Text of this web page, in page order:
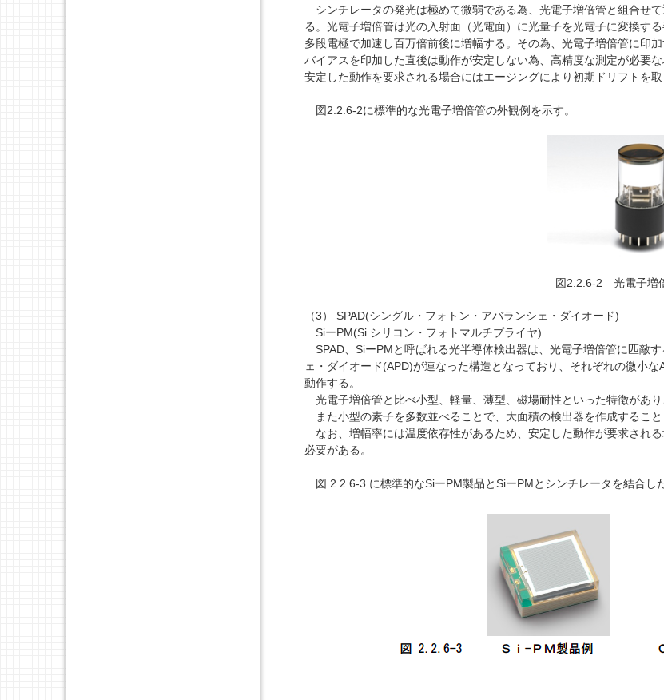
シンチレータの発光は極めて微弱である為、光電子増倍管と組合せ
る。光電子増倍管は光の入射面（光電面）に光量子を光電子に変換す
多段電極で加速し百万倍前後に増幅する。その為、光電子増倍管に印
バイアスを印加した直後は動作が安定しない為、高精度な測定が必要
安定した動作を要求される場合にはエージングにより初期ドリフトを取
図2.2.6-2に標準的な光電子増倍管の外観例を示す。
図2.2.6-2 光電子増
（3） SPAD(シングル・フォトン・アバランシェ・ダイオード)
SiーPM(Si シリコン・フォトマルチプライヤ)
SPAD、SiーPMと呼ばれる光半導体検出器は、光電子増倍管に匹敵
ェ・ダイオード(APD)が連なった構造となっており、それぞれの微小
動作する。
光電子増倍管と比べ小型、軽量、薄型、磁場耐性といった特徴があ
また小型の素子を多数並べることで、大面積の検出器を作成すること
なお、増幅率には温度依存性があるため、安定した動作が要求され
必要がある。
図 2.2.6-3 に標準的なSiーPM製品とSiーPMとシンチレータを結合し